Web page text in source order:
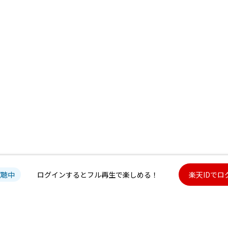
中 ログインするとフル再生で楽しめる！ 楽天IDでロ